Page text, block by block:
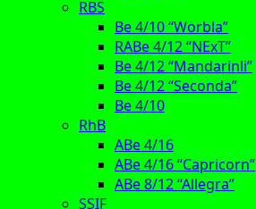
RBS
Be 4/10 “Worbla”
RABe 4/12 “NExT”
Be 4/12 “Mandarinli”
Be 4/12 “Seconda”
Be 4/10
RhB
ABe 4/16
ABe 4/16 “Capricorn”
ABe 8/12 “Allegra”
SSIF